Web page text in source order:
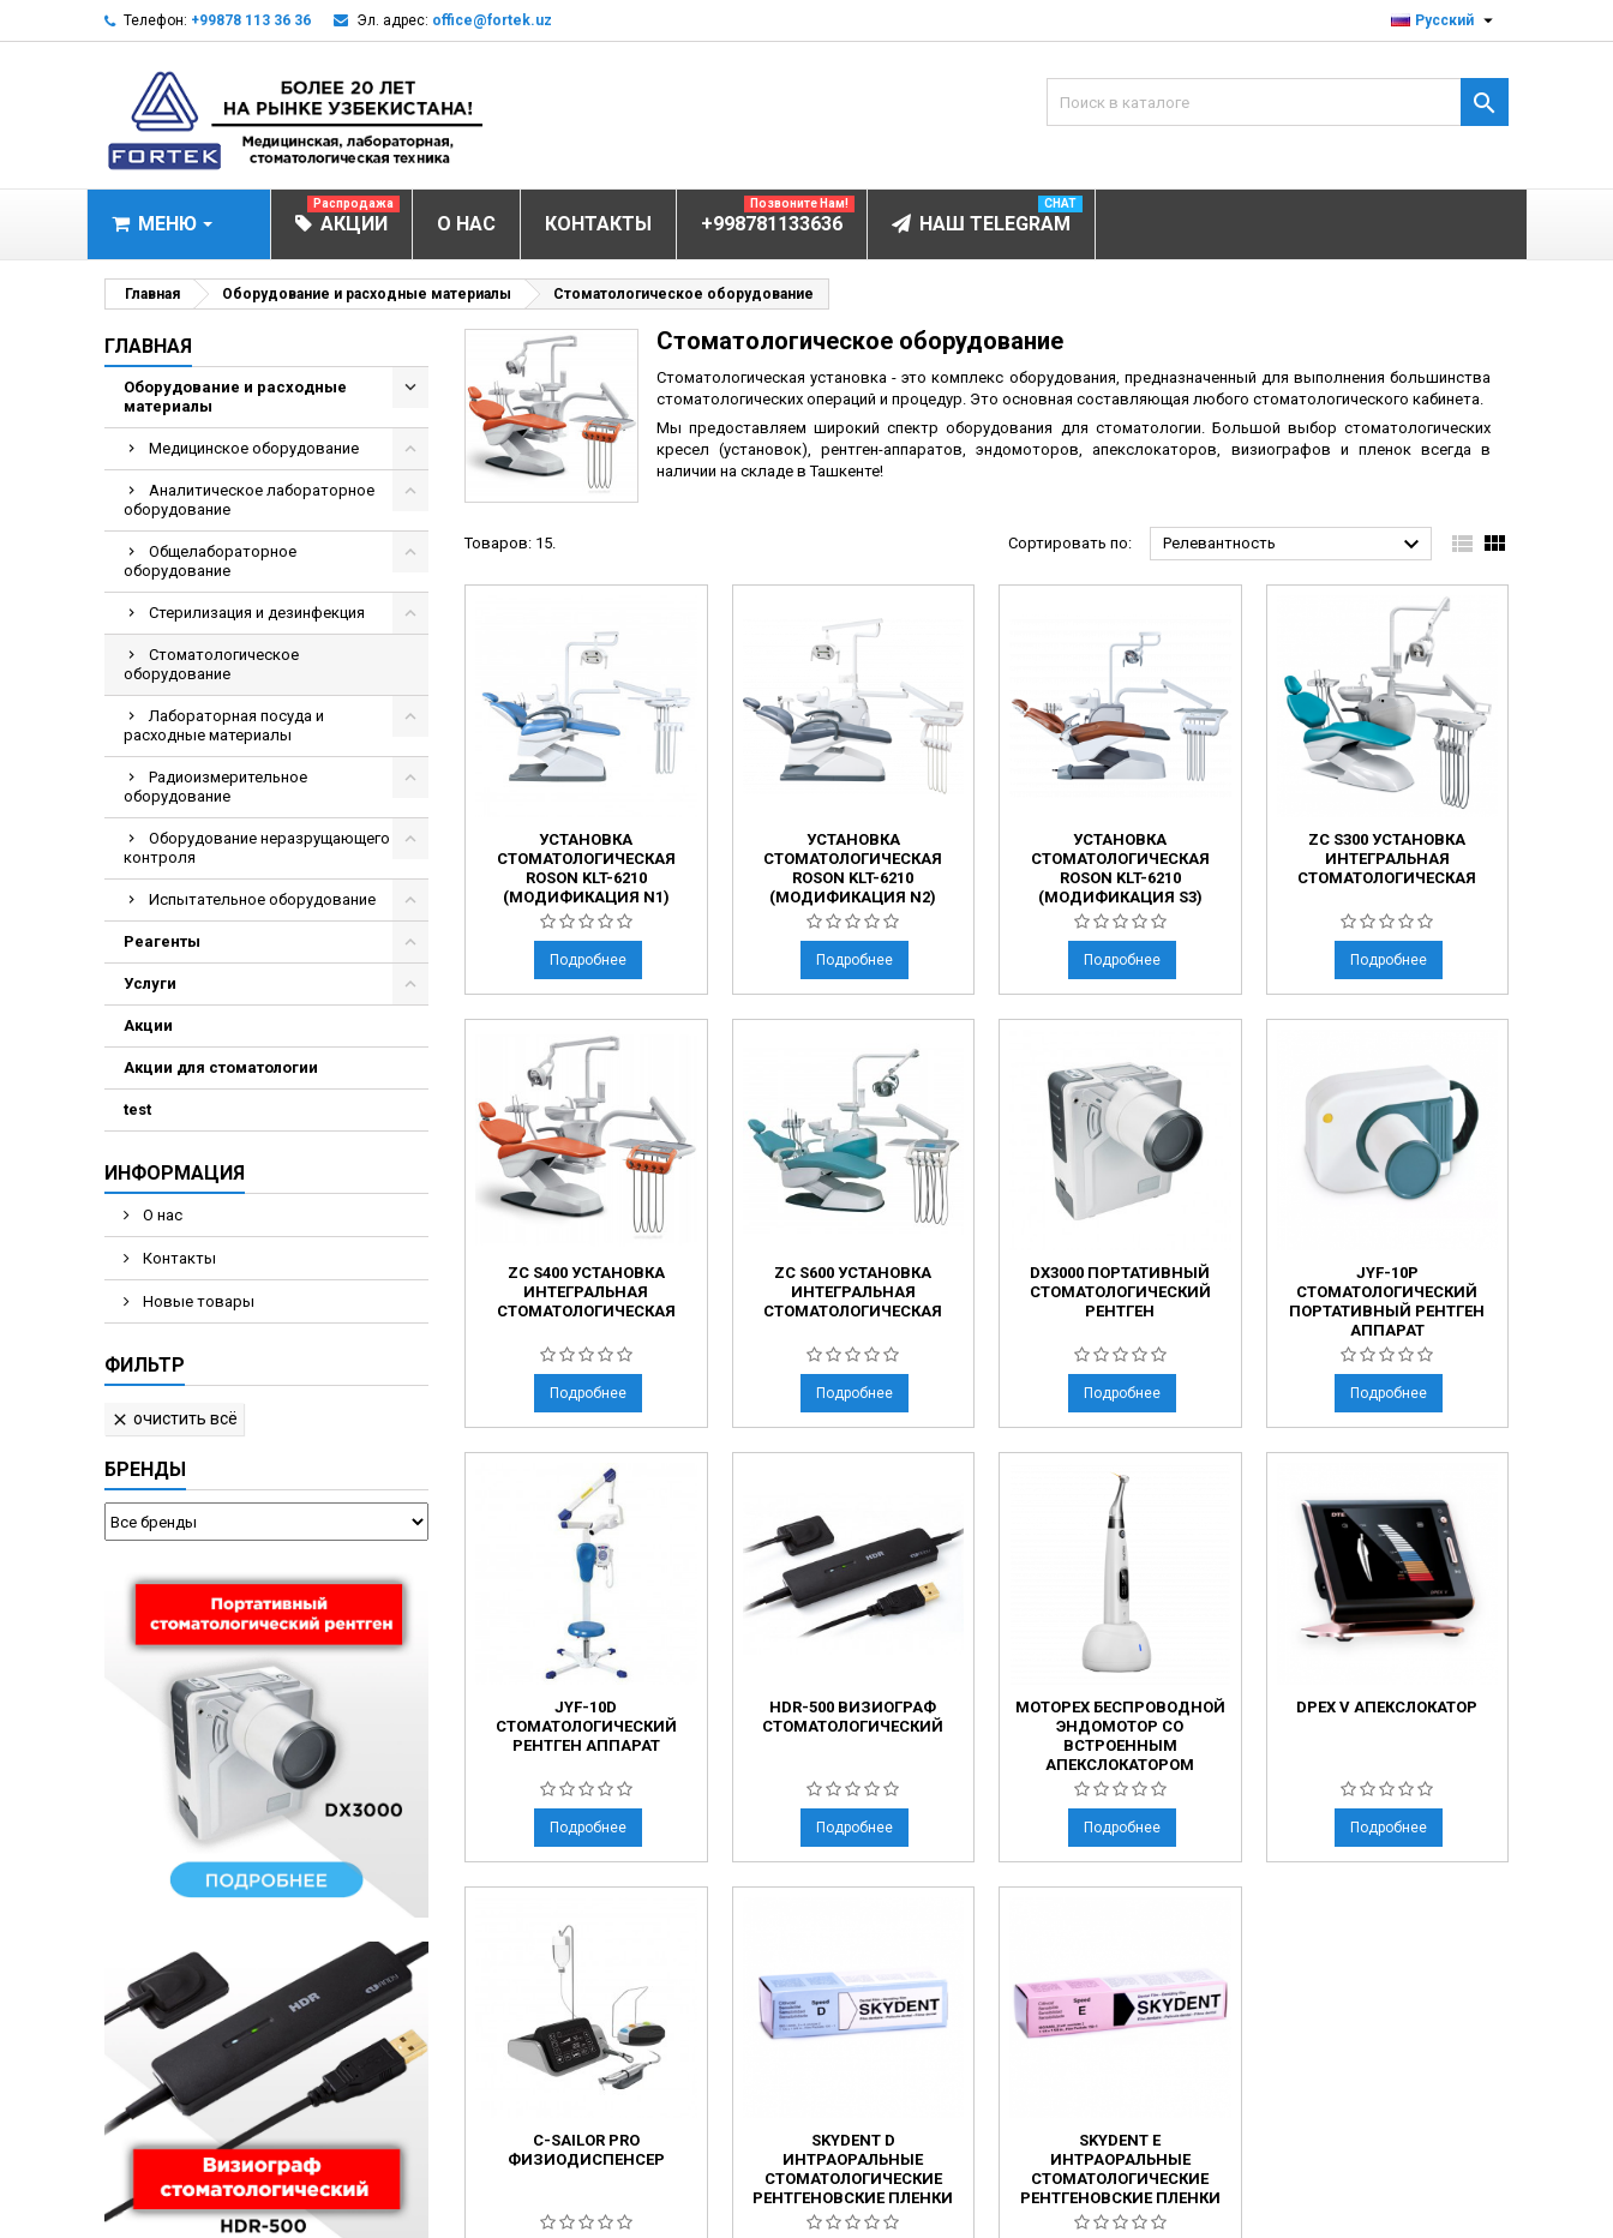
Телефон: +99878 113 36 36 Эл. адрес: office@fortek.uz Русский 

МЕНЮ
МЕДИЦИНСКОЕ ОБОРУДОВАНИЕ
Анализаторы газов и электролитов
Анализатор иммунофлюоресцентный
Анализаторы иммунохемилюминесцентные (ИХЛА)
Анализаторы мочи
Биохимические анализаторы
Видеоэндоскопы
Гематологические анализаторы
Инкубаторы для новорожденных
ИФА-анализаторы и вошеры
Коагулометрия
ЛОР-Комбайны
Насосы шприцевые и инфузионные
ПЦР анализаторы
Рентгеновское оборудование и маммографы
Тракционные кровати
УЗИ аппараты
Электрокардиографы
Электроэнцефалографы
Электрохирургические коагуляторы
Экстракторы нуклеиновых кислот
АКЦИИ
Распродажа
О НАС КОНТАКТЫ +998781133636
Позвоните Нам!
НАШ TELEGRAM
CHAT
Главная Оборудование и расходные материалы Стоматологическое оборудование
ГЛАВНАЯ
Оборудование и расходные
материалы
Медицинское оборудование
Аналитическое лабораторное
оборудование
Общелабораторное
оборудование
Стерилизация и дезинфекция
Стоматологическое
оборудование
Лабораторная посуда и
расходные материалы
Радиоизмерительное
оборудование
Оборудование неразрущающего
контроля
Испытательное оборудование
Реагенты
Услуги
Акции
Акции для стоматологии
test
ИНФОРМАЦИЯ
О нас
Контакты
Новые товары
ФИЛЬТР
 очистить всё
БРЕНДЫ
Стоматологическое оборудование
Стоматологическая установка - это комплекс оборудования, предназначенный для выполнения большинства
стоматологических операций и процедур. Это основная составляющая любого стоматологического кабинета.
Мы предоставляем широкий спектр оборудования для стоматологии. Большой выбор стоматологических
кресел (установок), рентген-аппаратов, эндомоторов, апекслокаторов, визиографов и пленок всегда в
наличии на складе в Ташкенте!
Товаров: 15. Сортировать по: Релевантность   
УСТАНОВКА
СТОМАТОЛОГИЧЕСКАЯ
ROSON KLT-6210
(МОДИФИКАЦИЯ N1)
Подробнее
УСТАНОВКА
СТОМАТОЛОГИЧЕСКАЯ
ROSON KLT-6210
(МОДИФИКАЦИЯ N2)
Подробнее
УСТАНОВКА
СТОМАТОЛОГИЧЕСКАЯ
ROSON KLT-6210
(МОДИФИКАЦИЯ S3)
Подробнее
ZC S300 УСТАНОВКА
ИНТЕГРАЛЬНАЯ
СТОМАТОЛОГИЧЕСКАЯ
Подробнее
ZC S400 УСТАНОВКА
ИНТЕГРАЛЬНАЯ
СТОМАТОЛОГИЧЕСКАЯ
Подробнее
ZC S600 УСТАНОВКА
ИНТЕГРАЛЬНАЯ
СТОМАТОЛОГИЧЕСКАЯ
Подробнее
DX3000 ПОРТАТИВНЫЙ
CТОМАТОЛОГИЧЕСКИЙ
РЕНТГЕН
Подробнее
JYF-10P
СТОМАТОЛОГИЧЕСКИЙ
ПОРТАТИВНЫЙ РЕНТГЕН
АППАРАТ
Подробнее
JYF-10D
СТОМАТОЛОГИЧЕСКИЙ
РЕНТГЕН АППАРАТ
Подробнее
HDR-500 ВИЗИОГРАФ
СТОМАТОЛОГИЧЕСКИЙ
Подробнее
MOTOPEX БЕСПРОВОДНОЙ
ЭНДОМОТОР СО
ВСТРОЕННЫМ
АПЕКСЛОКАТОРОМ
Подробнее
DPEX V АПЕКСЛОКАТОР
Подробнее
C-SAILOR PRO
ФИЗИОДИСПЕНСЕР
SKYDENT D
ИНТРАОРАЛЬНЫЕ
СТОМАТОЛОГИЧЕСКИЕ
РЕНТГЕНОВСКИЕ ПЛЕНКИ
SKYDENT E
ИНТРАОРАЛЬНЫЕ
СТОМАТОЛОГИЧЕСКИЕ
РЕНТГЕНОВСКИЕ ПЛЕНКИ